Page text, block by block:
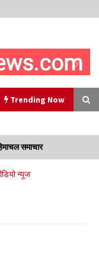
Trending Now
समाचार
न्यूज